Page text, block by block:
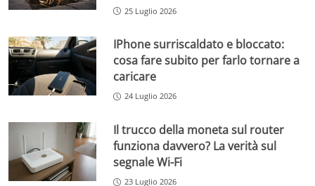
25 Luglio 2026
IPhone surriscaldato e bloccato:
cosa fare subito per farlo tornare a
caricare
24 Luglio 2026
Il trucco della moneta sul router
funziona davvero? La verità sul
segnale Wi-Fi
23 Luglio 2026